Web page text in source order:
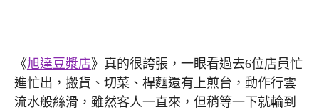
《旭達豆漿店》真的很誇張，一眼看過去6位店員忙
進忙出，搬貨、切菜、桿麵還有上煎台，動作行雲
流水般絲滑，雖然客人一直來，但稍等一下就輪到